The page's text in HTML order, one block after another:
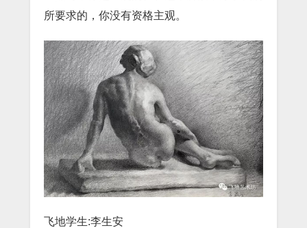
所要求的，你没有资格主观。
飞地学生:李生安